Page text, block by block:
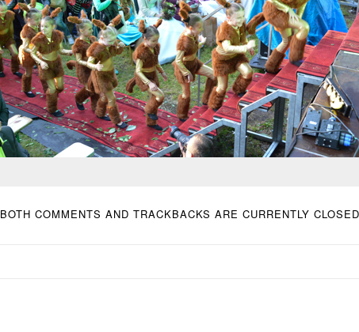
BOTH COMMENTS AND TRACKBACKS ARE CURRENTLY